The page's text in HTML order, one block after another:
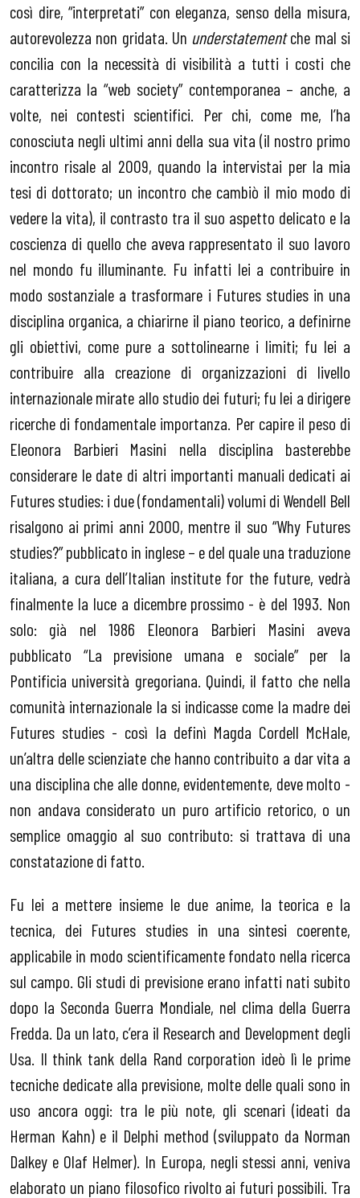
così dire, “interpretati” con eleganza, senso della misura,
autorevolezza non gridata. Un understatementche mal si
concilia con la necessità di visibilità a tutti i costi che
caratterizza la “web society” contemporanea – anche, a
volte, nei contesti scientifici. Per chi, come me, l’ha
conosciuta negli ultimi anni della sua vita (il nostro primo
incontro risale al 2009, quando la intervistai per la mia
tesi di dottorato; un incontro che cambiò il mio modo di
vedere la vita), il contrasto tra il suo aspetto delicato e la
coscienza di quello che aveva rappresentato il suo lavoro
nel mondo fu illuminante. Fu infatti lei a contribuire in
modo sostanziale a trasformare i Futures studies in una
disciplina organica, a chiarirne il piano teorico, a definirne
gli obiettivi, come pure a sottolinearne i limiti; fu lei a
contribuire alla creazione di organizzazioni di livello
internazionale mirate allo studio dei futuri; fu lei a dirigere
ricerche di fondamentale importanza. Per capire il peso di
Eleonora Barbieri Masini nella disciplina basterebbe
considerare le date di altri importanti manuali dedicati ai
Futures studies: i due (fondamentali) volumi di Wendell Bell
risalgono ai primi anni 2000, mentre il suo “Why Futures
studies?” pubblicato in inglese – e del quale una traduzione
italiana, a cura dell’Italian institute for the future, vedrà
finalmente la luce a dicembre prossimo - è del 1993. Non
solo: già nel 1986 Eleonora Barbieri Masini aveva
pubblicato “La previsione umana e sociale” per la
Pontificia università gregoriana. Quindi, il fatto che nella
comunità internazionale la si indicasse come la madre dei
Futures studies - così la definì Magda Cordell McHale,
un’altra delle scienziate che hanno contribuito a dar vita a
una disciplina che alle donne, evidentemente, deve molto -
non andava considerato un puro artificio retorico, o un
semplice omaggio al suo contributo: si trattava di una
constatazione di fatto.
Fu lei a mettere insieme le due anime, la teorica e la
tecnica, dei Futures studies in una sintesi coerente,
applicabile in modo scientificamente fondato nella ricerca
sul campo. Gli studi di previsione erano infatti nati subito
dopo la Seconda Guerra Mondiale, nel clima della Guerra
Fredda. Da un lato, c’era il Research and Development degli
Usa. Il think tank della Rand corporation ideò lì le prime
tecniche dedicate alla previsione, molte delle quali sono in
uso ancora oggi: tra le più note, gli scenari (ideati da
Herman Kahn) e il Delphi method (sviluppato da Norman
Dalkey e Olaf Helmer). In Europa, negli stessi anni, veniva
elaborato un piano filosofico rivolto ai futuri possibili. Tra